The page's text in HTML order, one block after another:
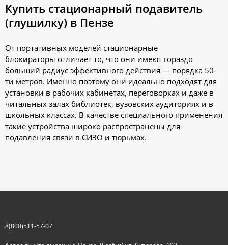
Купить стационарный подавитель
(глушилку) в Пензе
От портативных моделей стационарные
блокираторы отличает то, что они имеют гораздо
больший радиус эффективного действия — порядка 50-
ти метров. Именно поэтому они идеально подходят для
установки в рабочих кабинетах, переговорках и даже в
читальных залах библиотек, вузовских аудиториях и в
школьных классах. В качестве специального применения
такие устройства широко распространены для
подавления связи в СИЗО и тюрьмах.
8(800)511-57-07